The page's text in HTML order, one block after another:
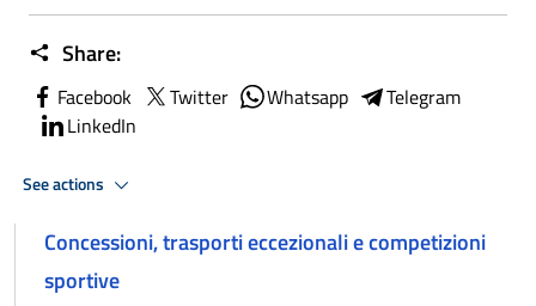
Share:
Facebook Twitter Whatsapp
Telegram
LinkedIn
See actions
Concessioni, trasporti eccezionali e competizioni
sportive